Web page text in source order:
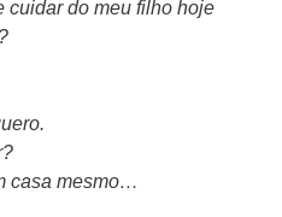
cuidar do meu filho hoje
casa mesmo…